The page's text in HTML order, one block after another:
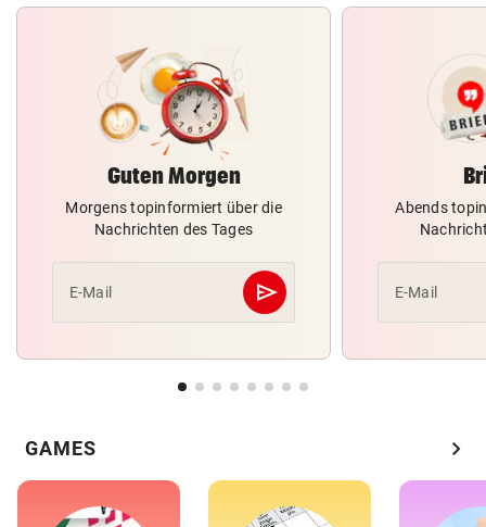
Guten Morgen
Morgens topinformiert über die
Nachrichten des Tages
E-Mail send
Abschicken
Abends
E-Mail
GAMES chevron_right